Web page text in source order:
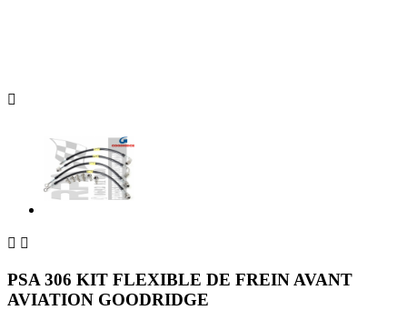

 
PSA 306 KIT FLEXIBLE DE FREIN AVANT
AVIATION GOODRIDGE